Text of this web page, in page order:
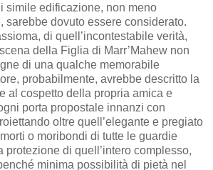
simile edificazione, non meno
sarebbe dovuto essere considerato.
di quell’incontestabile verità,
della Figlia di Marr’Mahew non
di una qualche memorabile
probabilmente, avrebbe descritto la
al cospetto della propria amica e
porta propostale innanzi con
oltre quell’elegante e pregiato
o moribondi di tutte le guardie
protezione di quell’intero complesso,
minima possibilità di pietà nel